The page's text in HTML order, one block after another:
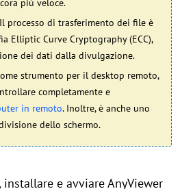
più veloce.
processo di trasferimento dei file è
Elliptic Curve Cryptography (ECC),
dei dati dalla divulgazione.
strumento per il desktop remoto,
completamente e
in remoto. Inoltre, è anche uno
dello schermo.
installare e avviare AnyViewer